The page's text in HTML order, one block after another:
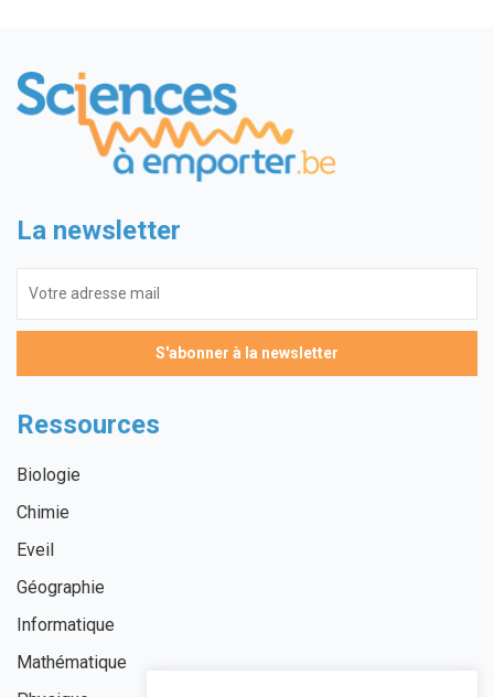
La newsletter
Ressources
Biologie
Chimie
Eveil
Géographie
Informatique
Mathématique